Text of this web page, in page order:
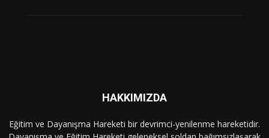
HAKKIMIZDA
Eğitim ve Dayanışma Hareketi bir devrimci-yenilenme hareketidir.